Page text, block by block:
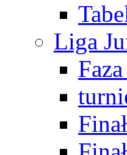
Liga